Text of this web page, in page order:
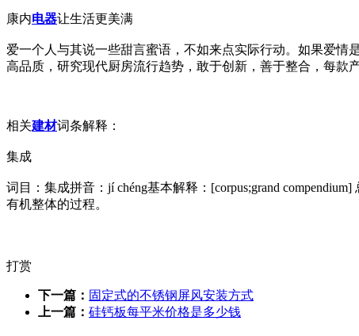
康内电器让生活更美满
爱一个人与其说一些甜言蜜语，不如来点实际行动。如果爱情
高品质，研究现代厨房流行趋势，敢于创新，善于整合，每款
相关建材词条解释：
集成
词目：集成拼音：jí chéng基本解释：[corpus;grand
有机整体的过程。
打赏
下一篇： 固定式的不锈钢屏风安装方式
上一篇： 硅钙板每平米价格是多少钱